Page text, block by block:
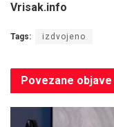
Vrisak.info
Tags: izdvojeno
Povezane objave